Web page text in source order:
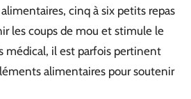
cinq à six petits repas
les coups de mou et stimule le
médical, il est parfois pertinent
alimentaires pour soutenir